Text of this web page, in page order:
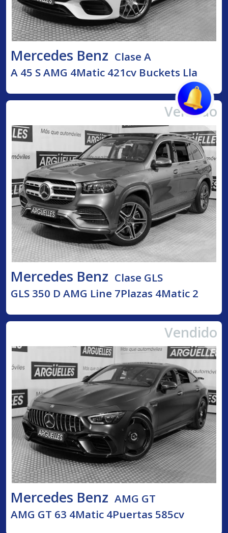
Mercedes Benz Clase A
A 45 S AMG 4Matic 421cv Buckets Lla
Vendido
Mercedes Benz Clase GLS
GLS 350 D AMG Line 7Plazas 4Matic 2
Vendido
Mercedes Benz AMG GT
AMG GT 63 4Matic 4Puertas 585cv